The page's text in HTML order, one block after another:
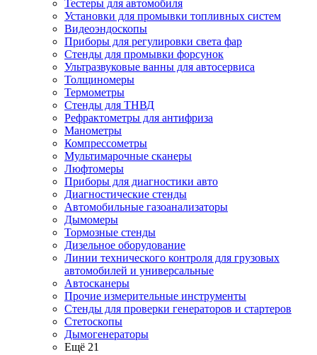
Тестеры для автомобиля
Установки для промывки топливных систем
Видеоэндоскопы
Приборы для регулировки света фар
Стенды для промывки форсунок
Ультразвуковые ванны для автосервиса
Толщиномеры
Термометры
Стенды для ТНВД
Рефрактометры для антифриза
Манометры
Компрессометры
Мультимарочные сканеры
Люфтомеры
Приборы для диагностики авто
Диагностические стенды
Автомобильные газоанализаторы
Дымомеры
Тормозные стенды
Дизельное оборудование
Линии технического контроля для грузовых
автомобилей и универсальные
Автосканеры
Прочие измерительные инструменты
Стенды для проверки генераторов и стартеров
Стетоскопы
Дымогенераторы
Ещё 21